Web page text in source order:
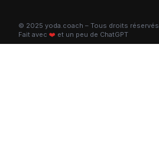
© 2025 yoda.coach – Tous droits réservés
Fait avec ❤️ et un peu de ChatGPT